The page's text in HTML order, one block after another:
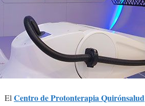
El Centro de Protonterapia Quirónsalud